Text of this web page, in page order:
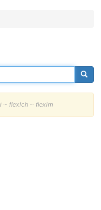
~ flexích ~ flexím